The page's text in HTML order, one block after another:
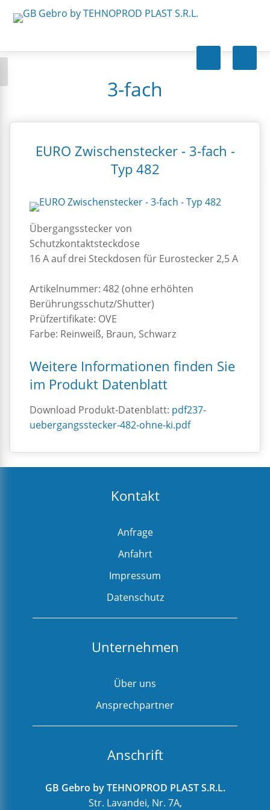
3-fach
EURO Zwischenstecker - 3-fach -
Typ 482
Übergangsstecker von
Schutzkontaktsteckdose
16 A auf drei Steckdosen für Eurostecker 2,5 A
Artikelnummer: 482 (ohne erhöhten
Berührungsschutz/Shutter)
Prüfzertifikate: OVE
Farbe: Reinweiß, Braun, Schwarz
Weitere Informationen finden Sie
im Produkt Datenblatt
Download Produkt-Datenblatt: pdf237-
uebergangsstecker-482-ohne-ki.pdf
Kontakt
Anfrage
Anfahrt
Impressum
Datenschutz
Unternehmen
Über uns
Ansprechpartner
Anschrift
GB Gebro by TEHNOPROD PLAST S.R.L.
Str. Lavandei, Nr. 7A,